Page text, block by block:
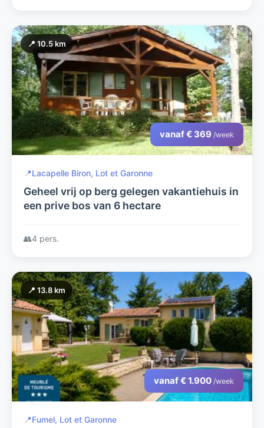
📍 10.5 km
vanaf € 369 /week
📍Lacapelle Biron, Lot et Garonne
Geheel vrij op berg gelegen vakantiehuis in
een prive bos van 6 hectare
👥4 pers.
📍 13.8 km
vanaf € 1.900 /week
📍Fumel, Lot et Garonne